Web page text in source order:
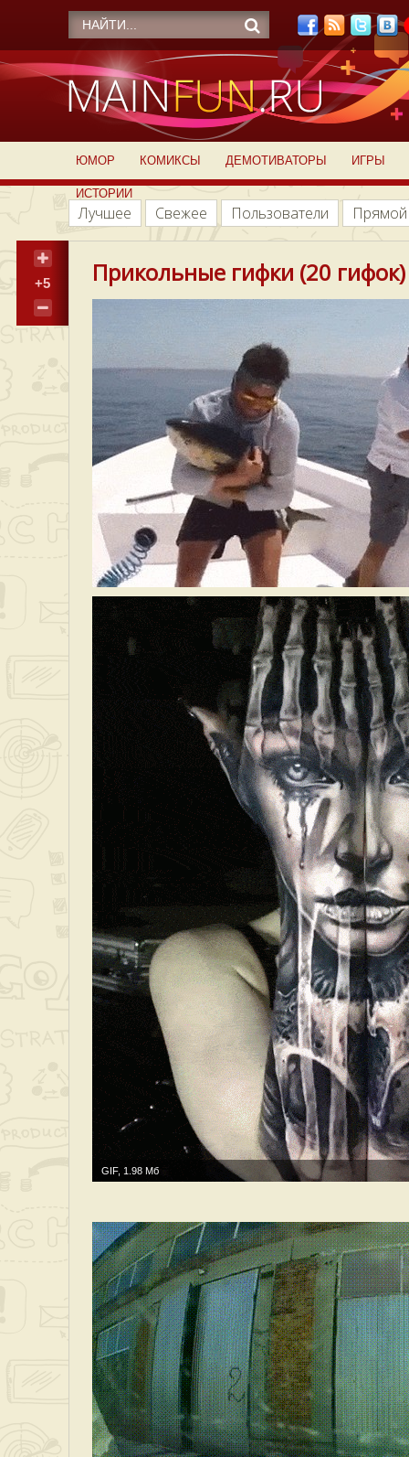
ЮМОР КОМИКСЫ ДЕМОТИВАТОРЫ ИГРЫ
ИСТОРИИ
Лучшее Свежее Пользователи
+5 Прикольные гифки (20
GIF, 1.98 Мб